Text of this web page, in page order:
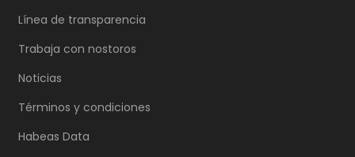
Línea de transparencia
Trabaja con nostoros
Noticias
Términos y condiciones
Habeas Data